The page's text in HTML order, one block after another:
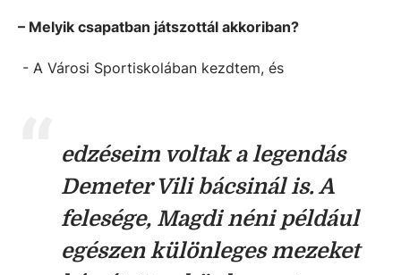
– Melyik csapatban játszottál akkoriban?
- A Városi Sportiskolában kezdtem, és
edzéseim voltak a legendás
Demeter Vili bácsinál is. A
felesége, Magdi néni például
egészen különleges mezeket